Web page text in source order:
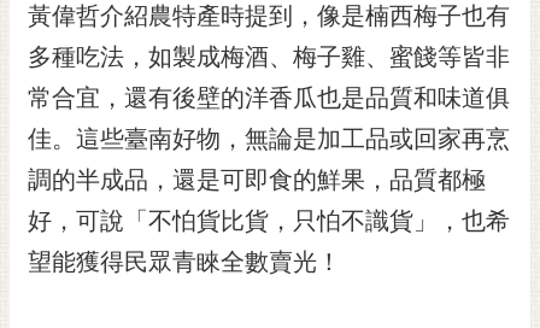
RSS
訂
閱
電
子
報
市
民
信
黃偉哲介紹農特產時提到，像是楠西梅子也有
多種吃法，如製成梅酒、梅子雞、蜜餞等皆非
常合宜，還有後壁的洋香瓜也是品質和味道俱
佳。這些臺南好物，無論是加工品或回家再烹
調的半成品，還是可即食的鮮果，品質都極
好，可說「不怕貨比貨，只怕不識貨」，也希
望能獲得民眾青睞全數賣光！